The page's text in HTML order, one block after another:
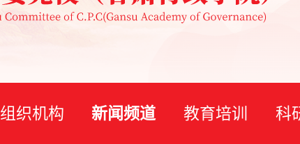
组织机构 新闻频道 教育培训 科